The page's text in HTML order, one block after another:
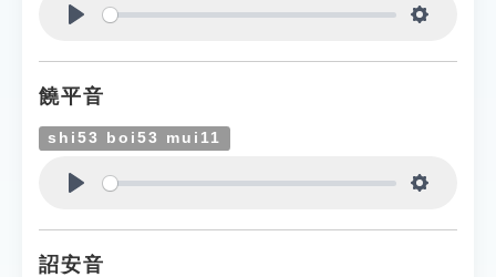
饒平音
shi53 boi53 mui11
詔安音